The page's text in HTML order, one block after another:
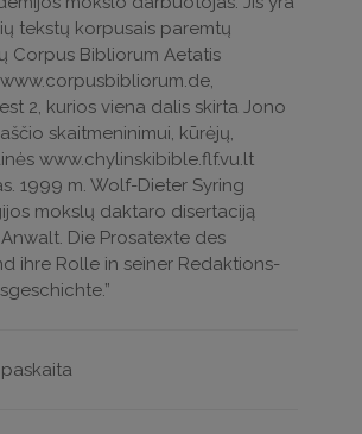
tekstų korpusais paremtų
Corpus Bibliorum Aetatis
2, kurios viena dalis skirta Jono
skaitmeninimui, kūrėjų,
www.chylinskibible.flf.vu.lt
1999 m. Wolf-Dieter Syring
mokslų daktaro disertaciją
Die Prosatexte des
ihre Rolle in seiner Redaktions-
paskaita